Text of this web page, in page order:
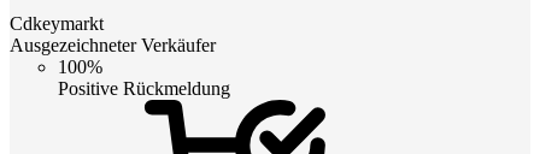
Cdkeymarkt
Ausgezeichneter Verkäufer
100%
Positive Rückmeldung